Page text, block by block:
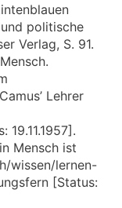
politische
Verlag, S. 91.
Lehrer
Mensch ist
wissen/lernen-
[Status: